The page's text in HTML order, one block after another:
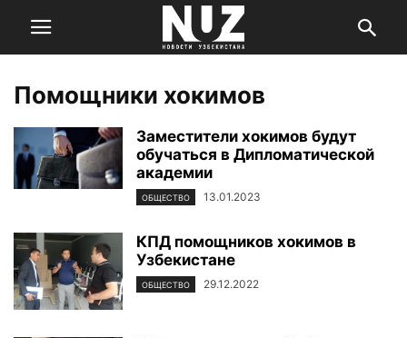
Помощники хокимов
Заместители хокимов будут
обучаться в Дипломатической
академии
ОБЩЕСТВО 13.01.2023
КПД помощников хокимов в
Узбекистане
ОБЩЕСТВО 29.12.2022